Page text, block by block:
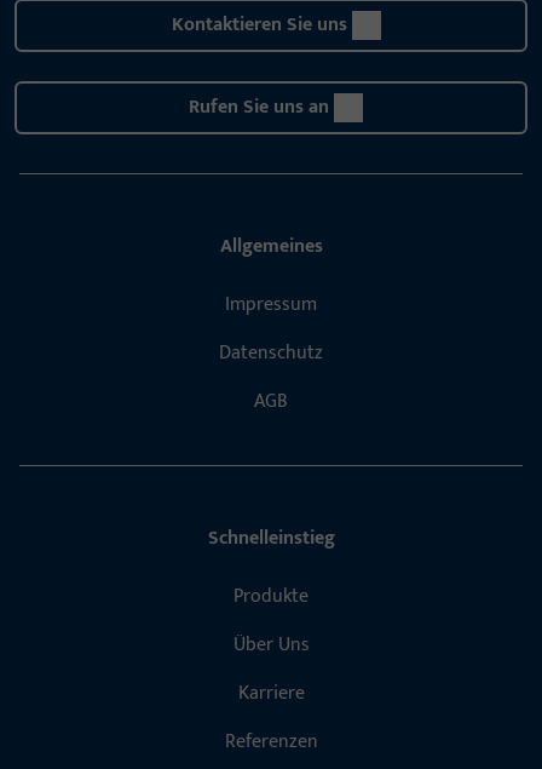
Kontaktieren Sie uns
Rufen Sie uns an
Allgemeines
Impressum
Datenschutz
AGB
Schnelleinstieg
Produkte
Über Uns
Karriere
Referenzen